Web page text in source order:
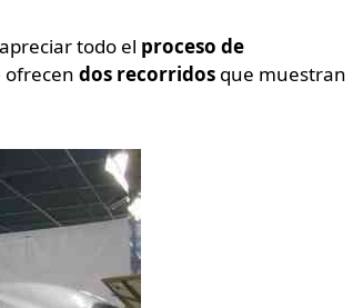
todo el proceso de
ofrecen dos recorridosque muestran